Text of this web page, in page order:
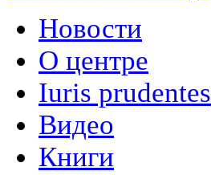
Новости
О центре
Iuris prudentes
Видео
Книги